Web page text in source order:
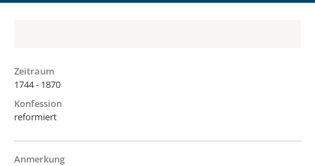
Zeitraum
1744 - 1870
Konfession
reformiert
Anmerkung